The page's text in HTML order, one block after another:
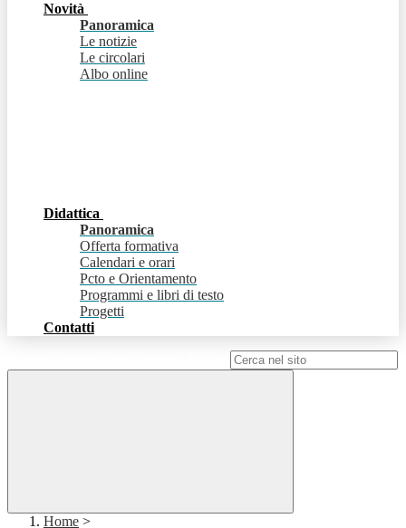
Novità
Panoramica
Le notizie
Le circolari
Albo online
Didattica
Panoramica
Offerta formativa
Calendari e orari
Pcto e Orientamento
Programmi e libri di testo
Progetti
Contatti
Home >